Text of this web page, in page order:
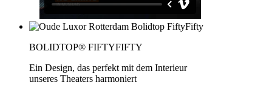
BOLIDTOP® FIFTYFIFTY
Ein Design, das perfekt mit dem Interieur
unseres Theaters harmoniert